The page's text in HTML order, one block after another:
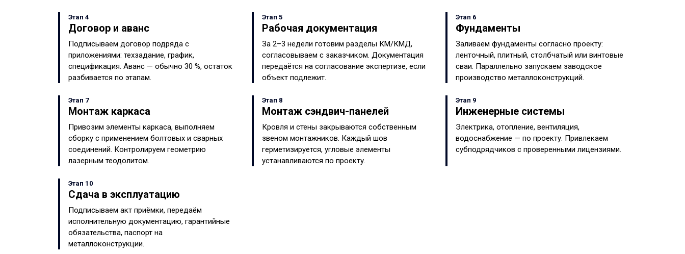
Этап 4
Договор и аванс
Подписываем договор подряда с
приложениями: техзадание, график,
спецификация. Аванс — обычно 30 %, остаток
разбивается по этапам.
Этап 5
Рабочая документация
За 2–3 недели готовим разделы КМ/КМД,
согласовываем с заказчиком. Документация
передаётся на согласование экспертизе, если
объект подлежит.
Этап 6
Фундаменты
Заливаем фундаменты согласно проекту:
ленточный, плитный, столбчатый или винтовые
сваи. Параллельно запускаем заводское
производство металлоконструкций.
Этап 7
Монтаж каркаса
Привозим элементы каркаса, выполняем
сборку с применением болтовых и сварных
соединений. Контролируем геометрию
лазерным теодолитом.
Этап 8
Монтаж сэндвич-панелей
Кровля и стены закрываются собственным
звеном монтажников. Каждый шов
герметизируется, угловые элементы
устанавливаются по проекту.
Этап 9
Инженерные системы
Электрика, отопление, вентиляция,
водоснабжение — по проекту. Привлекаем
субподрядчиков с проверенными лицензиями.
Этап 10
Сдача в эксплуатацию
Подписываем акт приёмки, передаём
исполнительную документацию, гарантийные
обязательства, паспорт на
металлоконструкции.